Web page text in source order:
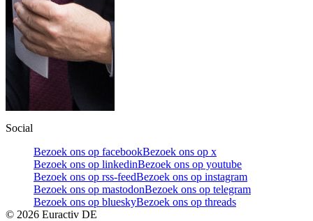
Social
Bezoek ons op facebookBezoek ons op x
Bezoek ons op linkedinBezoek ons op youtube
Bezoek ons op rss-feedBezoek ons op instagram
Bezoek ons op mastodonBezoek ons op telegram
Bezoek ons op blueskyBezoek ons op threads
© 2026 Euractiv DE